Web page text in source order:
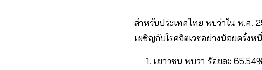
สำหรับประเทศไทย พบว่าใน พ.ศ.
เผชิญกับโรคจิตเวชอย่างน้อยครั้ง
เยาวชน พบว่า ร้อยละ